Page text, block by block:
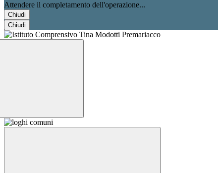
Attendere il completamento dell'operazione...
Chiudi
Chiudi